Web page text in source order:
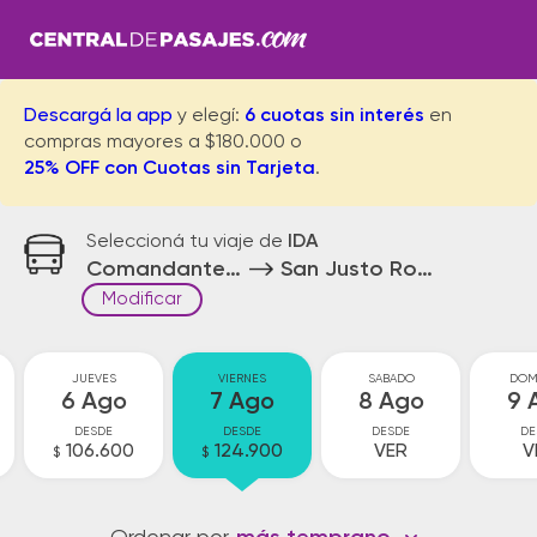
Descargá la app y elegí: 6 cuotas sin interés en
compras mayores a $180.000 o
25% OFF con Cuotas sin Tarjeta.
Seleccioná tu viaje de IDA
Comandante Fontana San Justo Rotonda
Modificar
JUEVES
6 Ago
DESDE
$ 106.600
VIERNES
7 Ago
DESDE
$ 124.900
SABADO
8 Ago
DESDE
VER
9